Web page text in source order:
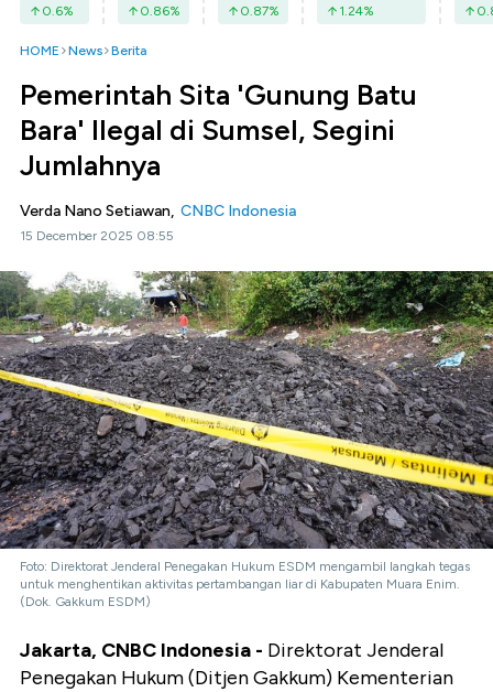
0.6% 0.86% 0.87% 1.24%
HOME News Berita
Pemerintah Sita 'Gunung Batu
Bara' Ilegal di Sumsel, Segini
Jumlahnya
Verda Nano Setiawan, CNBC Indonesia
15 December 2025 08:55
Foto: Direktorat Jenderal Penegakan Hukum ESDM mengambil langkah tegas
untuk menghentikan aktivitas pertambangan liar di Kabupaten Muara Enim.
(Dok. Gakkum ESDM)
Jakarta, CNBC Indonesia - Direktorat Jenderal
Penegakan Hukum (Ditjen Gakkum) Kementerian